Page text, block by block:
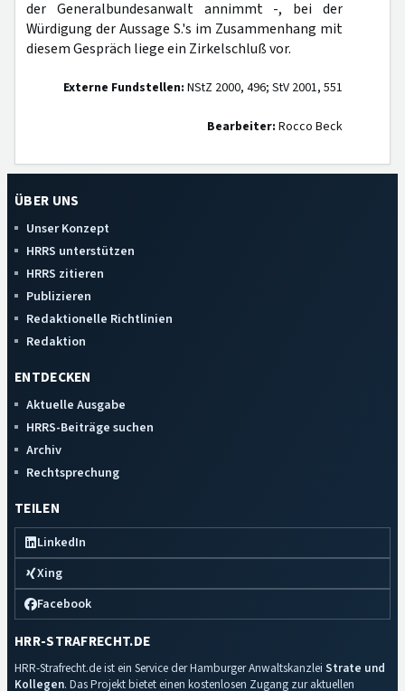
der Generalbundesanwalt annimmt -, bei der
Würdigung der Aussage S.'s im Zusammenhang mit
diesem Gespräch liege ein Zirkelschluß vor.
Externe Fundstellen: NStZ 2000, 496; StV 2001, 551
Bearbeiter: Rocco Beck
ÜBER UNS
Unser Konzept
HRRS unterstützen
HRRS zitieren
Publizieren
Redaktionelle Richtlinien
Redaktion
ENTDECKEN
Aktuelle Ausgabe
HRRS-Beiträge suchen
Archiv
Rechtsprechung
TEILEN
LinkedIn
Xing
Facebook
HRR-STRAFRECHT.DE
HRR-Strafrecht.de ist ein Service der Hamburger Anwaltskanzlei Strate und
Kollegen. Das Projekt bietet einen kostenlosen Zugang zur aktuellen